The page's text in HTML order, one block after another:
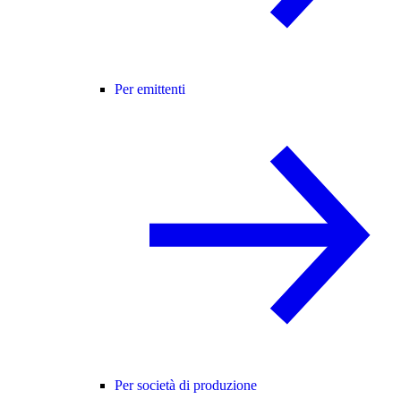
Per emittenti
Per società di produzione